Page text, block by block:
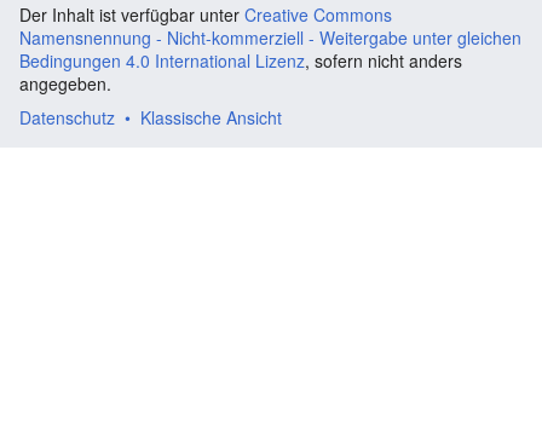
Der Inhalt ist verfügbar unter Creative Commons
Namensnennung - Nicht-kommerziell - Weitergabe unter gleichen
Bedingungen 4.0 International Lizenz, sofern nicht anders
angegeben.
Datenschutz
Klassische Ansicht